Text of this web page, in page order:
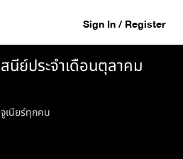
Sign In / Register
ย์ประจำเดือนตุลาคม
เนียร์ทุกคน